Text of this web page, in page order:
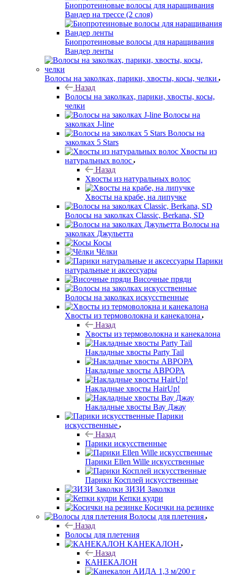
Биопротеиновые волосы для наращивания
Вандер на трессе (2 слоя)
Биопротеиновые волосы для наращивания
Вандер ленты
Волосы на заколках, парики, хвосты, косы, челки
Назад
Волосы на заколках, парики, хвосты, косы,
челки
Волосы на
заколках J-line
Волосы на
заколках 5 Stars
Хвосты из
натуральных волос
Назад
Хвосты из натуральных волос
Хвосты на крабе, на липучке
Волосы на заколках Classic, Berkana, SD
Волосы на
заколках Джульетта
Косы
Чёлки
Парики
натуральные и аксессуары
Височные пряди
Волосы на заколках искусственные
Хвосты из термоволокна и канекалона
Назад
Хвосты из термоволокна и канекалона
Накладные хвосты Party Tail
Накладные хвосты АВРОРА
Накладные хвосты HairUp!
Накладные хвосты Вау Джау
Парики
искусственные
Назад
Парики искусственные
Парики Ellen Wille искусственные
Парики Косплей искусственные
ЗИЗИ Заколки
Кепки кудри
Косички на резинке
Волосы для плетения
Назад
Волосы для плетения
КАНЕКАЛОН
Назад
КАНЕКАЛОН